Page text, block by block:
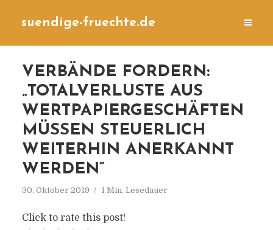
suendige-fruechte.de
VERBÄNDE FORDERN:
„TOTALVERLUSTE AUS
WERTPAPIERGESCHÄFTEN
MÜSSEN STEUERLICH
WEITERHIN ANERKANNT
WERDEN“
30. Oktober 2019 1 Min. Lesedauer
Click to rate this post!